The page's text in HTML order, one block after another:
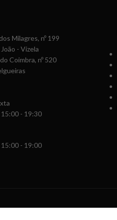
Milagres, nº 199
- Vizela
Coimbra, nº 520
- 19:30
- 19:00